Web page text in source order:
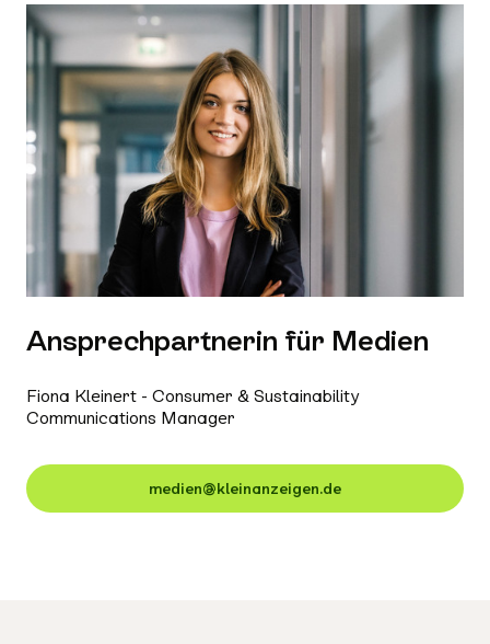
Ansprechpartnerin für Medien
Fiona Kleinert - Consumer & Sustainability
Communications Manager
medien@kleinanzeigen.de